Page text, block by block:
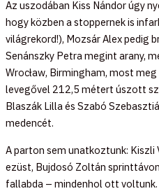
Az uszodában Kiss Nándor úgy
hogy közben a stoppernek is
világrekord!), Mozsár Alex pedig
Senánszky Petra megint arany,
Wrocław, Birmingham, most
levegővel 212,5 métert úszott
Blaszák Lilla és Szabó
medencét.
A parton sem unatkoztunk: Kiszli
ezüst, Bujdosó Zoltán
fallabda – mindenhol ott